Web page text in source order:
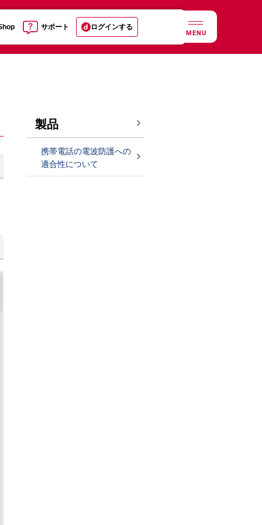
サポート ログインする
MENU
製品
携帯電話の電波防護への
適合性について